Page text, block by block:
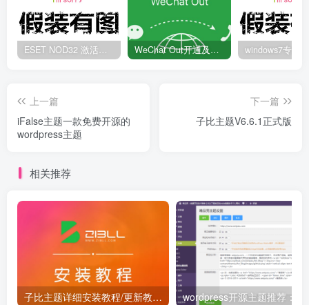
ESET NOD32 激活码 有效期至2022年 WeChat Out开通及充值方法
上一篇
iFalse主题一款免费开源的
wordpress主题
下一篇
子比主题V6.6.1正式版
相关推荐
子比主题详细安装教程/更新教程/首次配置指南 【新手必看】